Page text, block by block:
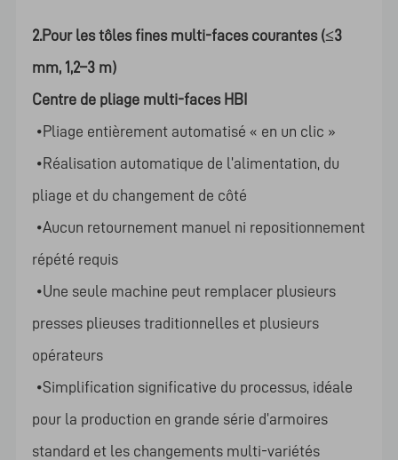
2.Pour les tôles fines multi-faces courantes (≤3
mm, 1,2–3 m)
Centre de pliage multi-faces HBI
•Pliage entièrement automatisé « en un clic »
•Réalisation automatique de l’alimentation, du
pliage et du changement de côté
•Aucun retournement manuel ni repositionnement
répété requis
•Une seule machine peut remplacer plusieurs
presses plieuses traditionnelles et plusieurs
opérateurs
•Simplification significative du processus, idéale
pour la production en grande série d’armoires
standard et les changements multi-variétés